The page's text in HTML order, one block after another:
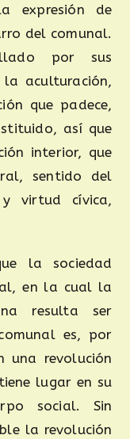
expresión de
del comunal.
por sus
la aculturación,
que padece,
así que
interior, que
sentido del
virtud cívica,
la sociedad
en la cual la
resulta ser
es, por
una revolución
lugar en su
social. Sin
la revolución